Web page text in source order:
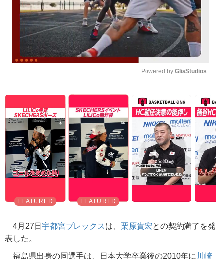
Powered by GliaStudios
4月27日 宇都宮ブレックスは、 栗原貴宏との契約満了を発
表した。
福島県出身の同選手は、日本大学卒業後の2010年に 川崎